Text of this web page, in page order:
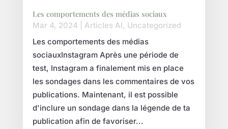
Les comportements des médias sociaux
Mar 4, 2024 Articles AI, Uncategorized
Les comportements des médias
sociauxInstagram Après une période de
test, Instagram a finalement mis en place
les sondages dans les commentaires de vos
publications. Maintenant, il est possible
d'inclure un sondage dans la légende de ta
publication afin de favoriser...